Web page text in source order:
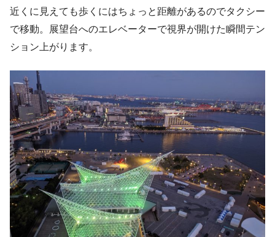
近くに見えても歩くにはちょっと距離があるのでタクシー
で移動。展望台へのエレベーターで視界が開けた瞬間テン
ション上がります。